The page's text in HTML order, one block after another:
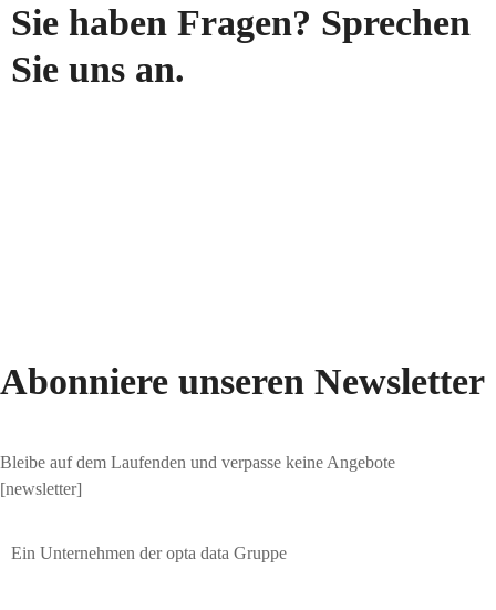
Sie haben Fragen? Sprechen
Sie uns an.
Abonniere unseren Newsletter
Bleibe auf dem Laufenden und verpasse keine Angebote
[newsletter]
Ein Unternehmen der opta data Gruppe